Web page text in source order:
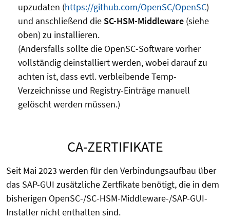
upzudaten (https://github.com/OpenSC/OpenSC)
und anschließend die SC-HSM-Middleware(siehe
oben) zu installieren.
(Andersfalls sollte die OpenSC-Software vorher
vollständig deinstalliert werden, wobei darauf zu
achten ist, dass evtl. verbleibende Temp-
Verzeichnisse und Registry-Einträge manuell
gelöscht werden müssen.)
CA-ZERTIFIKATE
Seit Mai 2023 werden für den Verbindungsaufbau über
das SAP-GUI zusätzliche Zertfikate benötigt, die in dem
bisherigen OpenSC-/SC-HSM-Middleware-/SAP-GUI-
Installer nicht enthalten sind.